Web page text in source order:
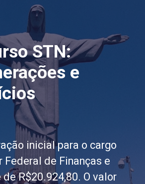
STN:
e
inicial para o cargo
Federal de Finanças e
R$20.924,80. O valor